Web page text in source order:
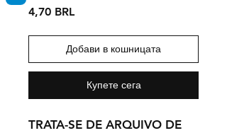
4,70 BRLЦена
Добави в кошницата
Купете сега
TRATA-SE DE ARQUIVO DE